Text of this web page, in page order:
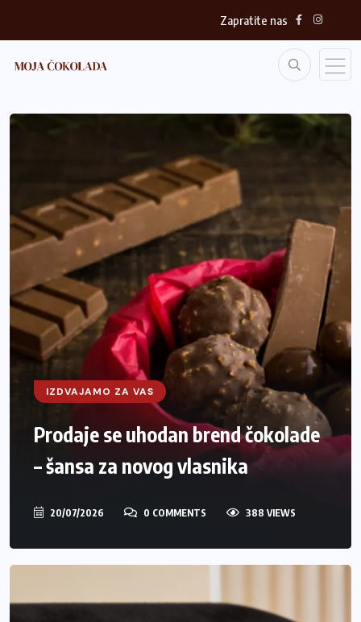
Zapratite nas
IZDVAJAMO ZA VAS
Prodaje se uhodan brend čokolade
– šansa za novog vlasnika
20/07/2026 0 COMMENTS 388 VIEWS